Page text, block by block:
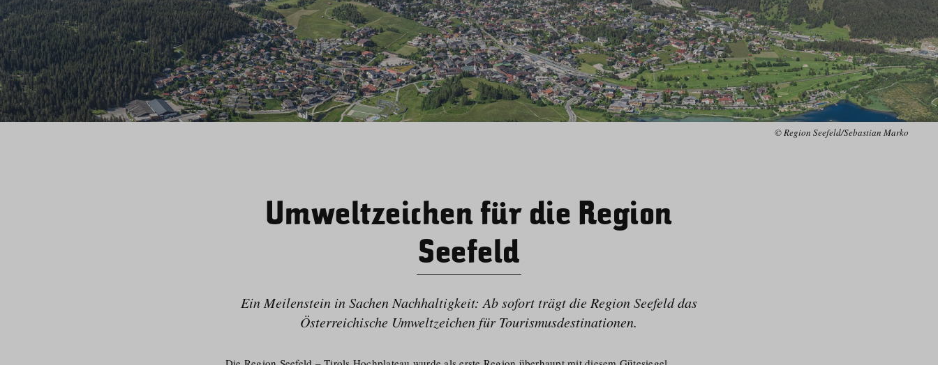
© Region Seefeld/Sebastian Marko
Umweltzeichen für die Region
Seefeld
Ein Meilenstein in Sachen Nachhaltigkeit: Ab sofort trägt die Region Seefeld das
Österreichische Umweltzeichen für Tourismus­de­s­ti­nationen.